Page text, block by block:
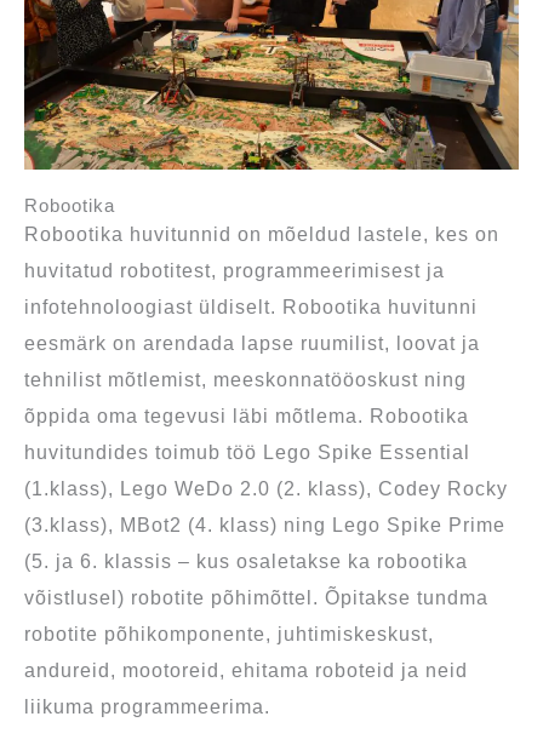
Robootika
Robootika huvitunnid on mõeldud lastele, kes on
huvitatud robotitest, programmeerimisest ja
infotehnoloogiast üldiselt. Robootika huvitunni
eesmärk on arendada lapse ruumilist, loovat ja
tehnilist mõtlemist, meeskonnatööoskust ning
õppida oma tegevusi läbi mõtlema. Robootika
huvitundides toimub töö Lego Spike Essential
(1.klass), Lego WeDo 2.0 (2. klass), Codey Rocky
(3.klass), MBot2 (4. klass) ning Lego Spike Prime
(5. ja 6. klassis – kus osaletakse ka robootika
võistlusel) robotite põhimõttel. Õpitakse tundma
robotite põhikomponente, juhtimiskeskust,
andureid, mootoreid, ehitama roboteid ja neid
liikuma programmeerima.